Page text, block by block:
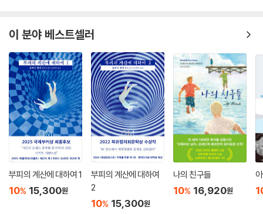
이야기가 펼쳐진다. 언니 멜리사, 알코올 중독자 아버지와 함께 사는 로냐
의 집 안은 냉기가 돌고 냉장고는 텅 비어 있다. 로냐의 유일한 꿈은 집에
크리스마스트리를 장만해 언니와 함께 조용히 불을 밝히는 것이지만, 아버
지는 술집에 가느라 어렵게 얻은 일자리마저 잃는다.
아버지를 대신해 자매는 어린 나이에 가족의 생계와 감정까지 돌보는 어른
의 자리에 선다. 자매는 마땅히 받아야 할 돌봄의 부재 속에서 아버지 대신
크리스마스트리 가판대에 서고, 자신들의 꿈인 트리를 팔며 희망과 가난의
아슬한 경계를 오간다. 어른들은 불법 아동노동을 하는 자매가 아동보호시
설에 끌려가지 않도록 눈감는다. 사회의 보호망에 지금의 행복마저 빼앗길
까 봐 아버지를 지키고 싶은 마음과 그 아버지 때문에 언제 무너질지 모르
는 삶을 견뎌야 하는 두려움이 로냐의 겨울을 끝없이 흔든다. 하지만 너무
도 일찍 마주한 세상의 비정, 슬픔 앞에서 로냐는 그것이 헛된 희망일지라
이 분야 베스트셀러
부피의 계산에 대하여 1
10% 15,300원
부피의 계산에 대하여
2
10% 15,300원
나의 친구들
10% 16,920원